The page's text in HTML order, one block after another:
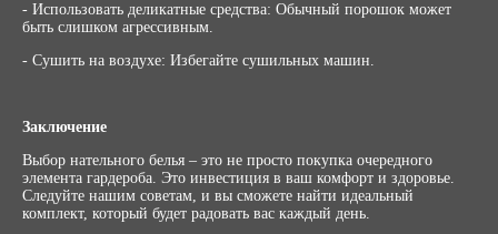
- Использовать деликатные средства: Обычный порошок может
быть слишком агрессивным.
- Сушить на воздухе: Избегайте сушильных машин.
Заключение
Выбор нательного белья – это не просто покупка очередного
элемента гардероба. Это инвестиция в ваш комфорт и здоровье.
Следуйте нашим советам, и вы сможете найти идеальный
комплект, который будет радовать вас каждый день.